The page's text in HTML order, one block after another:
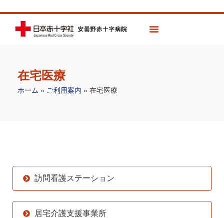
在宅医療
ホーム » ご利用案内 » 在宅医療
訪問看護ステーション
居宅介護支援事業所